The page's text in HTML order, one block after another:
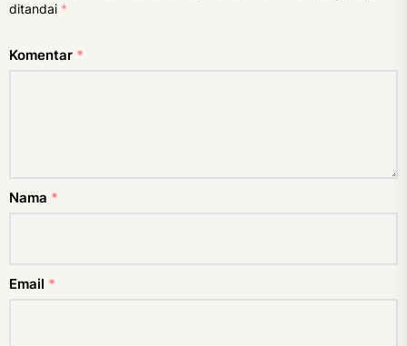
ditandai *
Komentar *
Nama *
Email *